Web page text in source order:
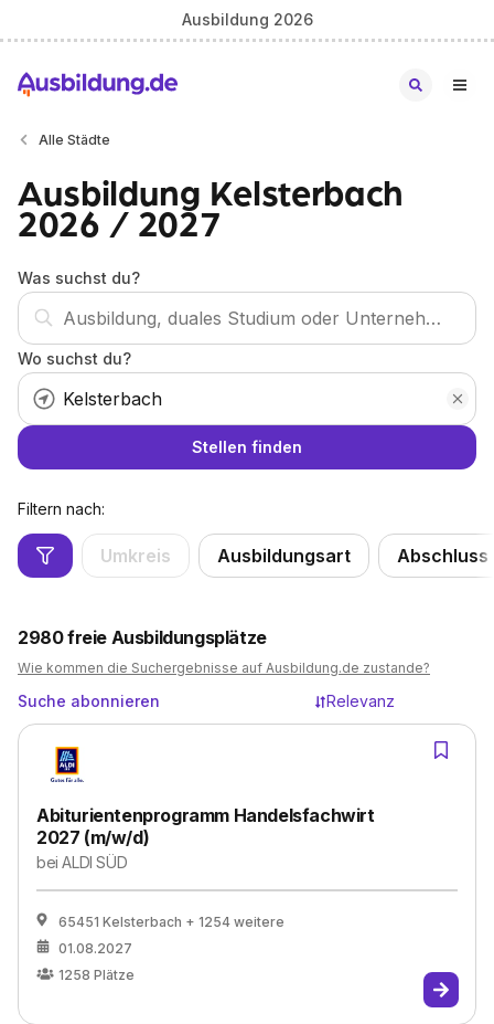
Ausbildung 2026
Alle Städte
Ausbildung Kelsterbach
2026 / 2027
Was suchst du?
Wo suchst du?
Stellen finden
Filtern nach:
Umkreis Ausbildungsart Abschluss
2980freie Ausbildungsplätze
Wie kommen die Suchergebnisse auf Ausbildung.de zustande?
Suche abonnieren Relevanz
Abiturientenprogramm Handelsfachwirt
2027 (m/w/d)
beiALDI SÜD
65451 Kelsterbach + 1254 weitere
01.08.2027
1258 Plätze